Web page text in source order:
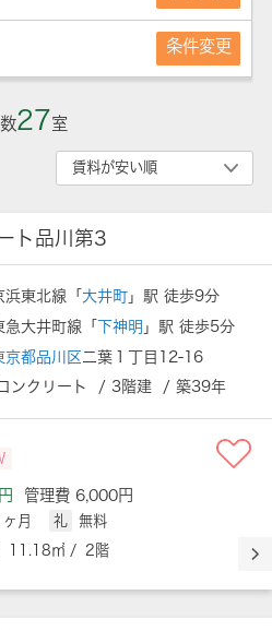
条件変更
27室
ト品川第3
浜東北線「 大井町 」駅 徒歩9分
急大井町線「
下神明 」駅 徒歩5分
京都品川区 二葉１丁目12-16
ンクリート / 3階建 / 築39年
管理費 6,000円
ヶ月 礼
無料
11.18㎡ / 2階